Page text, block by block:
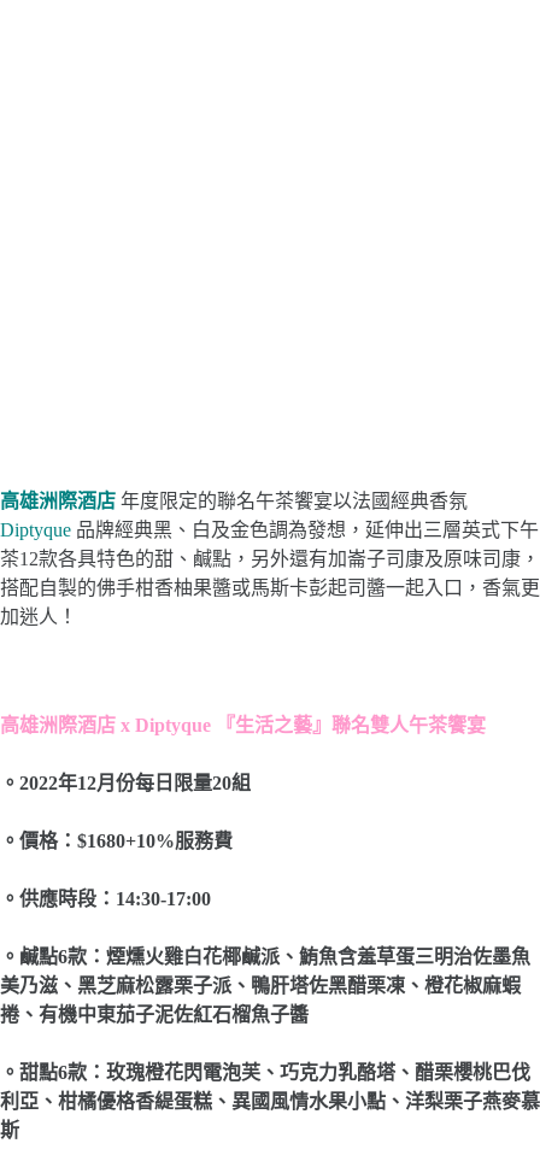
高雄洲際酒店 年度限定的聯名午茶饗宴以法國經典香氛
Diptyque 品牌經典黑、白及金色調為發想，延伸出三層英式下午
茶12款各具特色的甜、鹹點，另外還有加崙子司康及原味司康，
搭配自製的佛手柑香柚果醬或馬斯卡彭起司醬一起入口，香氣更
加迷人！
高雄洲際酒店 x Diptyque 『生活之藝』聯名雙人午茶饗宴
。2022年12月份每日限量20組
。價格：$1680+10%服務費
。供應時段：14:30-17:00
。鹹點6款：煙燻火雞白花椰鹹派、鮪魚含羞草蛋三明治佐墨魚
美乃滋、黑芝麻松露栗子派、鴨肝塔佐黑醋栗凍、橙花椒麻蝦
捲、有機中東茄子泥佐紅石榴魚子醬
。甜點6款：玫瑰橙花閃電泡芙、巧克力乳酪塔、醋栗櫻桃巴伐
利亞、柑橘優格香緹蛋糕、異國風情水果小點、洋梨栗子燕麥慕
斯